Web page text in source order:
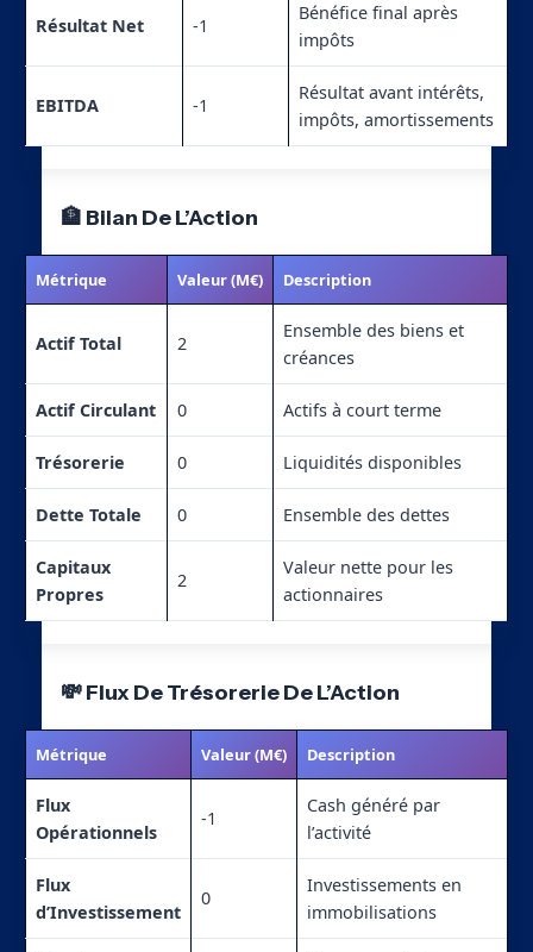
Résultat Net -1
Bénéfice final après
impôts
EBITDA -1
Résultat avant intérêts,
impôts, amortissements
🏦 Bilan De L’Action
Métrique Valeur (M€) Description
Actif Total 2
Ensemble des biens et
créances
Actif Circulant 0 Actifs à court terme
Trésorerie 0 Liquidités disponibles
Dette Totale 0 Ensemble des dettes
Capitaux
Propres
2
Valeur nette pour les
actionnaires
💸 Flux De Trésorerie De L’Action
Métrique Valeur (M€) Description
Flux
Opérationnels
-1
Cash généré par
l’activité
Flux
d’Investissement
0
Investissements en
immobilisations